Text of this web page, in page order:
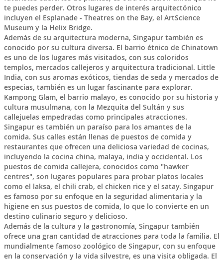
te puedes perder. Otros lugares de interés arquitectónico
incluyen el Esplanade - Theatres on the Bay, el ArtScience
Museum y la Helix Bridge.
Además de su arquitectura moderna, Singapur también es
conocido por su cultura diversa. El barrio étnico de Chinatown
es uno de los lugares más visitados, con sus coloridos
templos, mercados callejeros y arquitectura tradicional. Little
India, con sus aromas exóticos, tiendas de seda y mercados de
especias, también es un lugar fascinante para explorar.
Kampong Glam, el barrio malayo, es conocido por su historia y
cultura musulmana, con la Mezquita del Sultán y sus
callejuelas empedradas como principales atracciones.
Singapur es también un paraíso para los amantes de la
comida. Sus calles están llenas de puestos de comida y
restaurantes que ofrecen una deliciosa variedad de cocinas,
incluyendo la cocina china, malaya, india y occidental. Los
puestos de comida callejera, conocidos como "hawker
centres", son lugares populares para probar platos locales
como el laksa, el chili crab, el chicken rice y el satay. Singapur
es famoso por su enfoque en la seguridad alimentaria y la
higiene en sus puestos de comida, lo que lo convierte en un
destino culinario seguro y delicioso.
Además de la cultura y la gastronomía, Singapur también
ofrece una gran cantidad de atracciones para toda la familia. El
mundialmente famoso zoológico de Singapur, con su enfoque
en la conservación y la vida silvestre, es una visita obligada. El